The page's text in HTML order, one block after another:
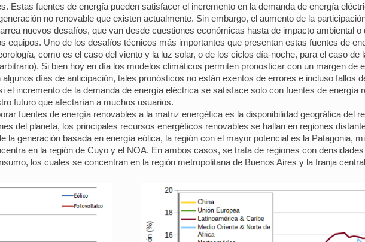
Estas fuentes de energía pueden satisfacer el incremento en la demanda de energía
no renovable que existen actualmente. Sin embargo, el aumento de la
nuevos desafíos, que van desde cuestiones económicas hasta de impacto ambiental o
equipos. Uno de los desafíos técnicos más importantes que presentan estas fuentes de
como es el caso del viento y la luz solar, o de los ciclos día-noche, para el caso de
Si bien hoy en día los modelos climáticos permiten pronosticar con un margen de
días de anticipación, tales pronósticos no están exentos de errores e incluso fallos
el incremento de la demanda de energía eléctrica se satisface solo con fuentes de energía
futuro que afectarían a muchos usuarios.
fuentes de energía renovables a la matriz energética es la disponibilidad geográfica del
del planeta, los principales recursos energéticos renovables se hallan en regiones
la generación basada en energía eólica, la región con el mayor potencial es la Patagonia,
en la región de Cuyo y el NOA. En ambos casos, se trata de regiones con
los cuales se concentran en la región metropolitana de Buenos Aires y la franja